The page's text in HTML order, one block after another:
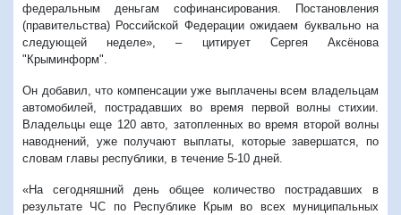
федеральным деньгам софинансирования. Постановления
(правительства) Российской Федерации ожидаем буквально на
следующей неделе», – цитирует Сергея Аксёнова
"Крыминформ".
Он добавил, что компенсации уже выплачены всем владельцам
автомобилей, пострадавших во время первой волны стихии.
Владельцы еще 120 авто, затопленных во время второй волны
наводнений, уже получают выплаты, которые завершатся, по
словам главы республики, в течение 5-10 дней.
«На сегодняшний день общее количество пострадавших в
результате ЧС по Республике Крым во всех муниципальных